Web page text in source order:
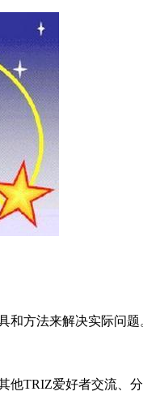
方法来解决实际问
TRIZ爱好者交流、